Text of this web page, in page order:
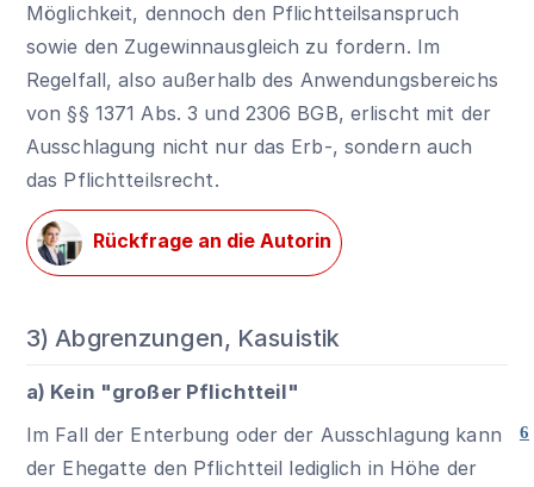
Möglichkeit, dennoch den Pflichtteilsanspruch
sowie den Zugewinnausgleich zu fordern. Im
Regelfall, also außerhalb des Anwendungsbereichs
von §§ 1371 Abs. 3 und 2306 BGB, erlischt mit der
Ausschlagung nicht nur das Erb-, sondern auch
das Pflichtteilsrecht.
Rückfrage an die Autorin
3) Abgrenzungen, Kasuistik
a) Kein "großer Pflichtteil"
6
Im Fall der Enterbung oder der Ausschlagung kann
der Ehegatte den Pflichtteil lediglich in Höhe der